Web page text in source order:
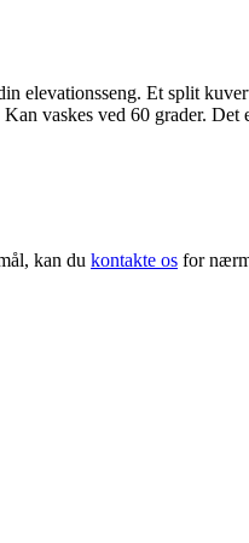
elevationsseng. Et split
vaskes ved 60 grader.
kan du kontakte os for